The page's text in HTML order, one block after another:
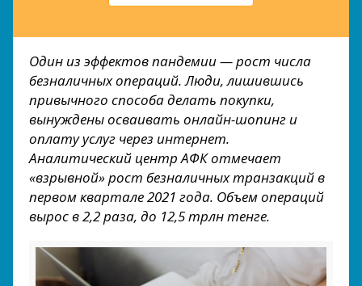
Один из эффектов пандемии — рост числа
безналичных операций. Люди, лишившись
привычного способа делать покупки,
вынуждены осваивать онлайн-шопинг и
оплату услуг через интернет.
Аналитический центр АФК отмечает
«взрывной» рост безналичных транзакций в
первом квартале 2021 года. Объем операций
вырос в 2,2 раза, до 12,5 трлн тенге.